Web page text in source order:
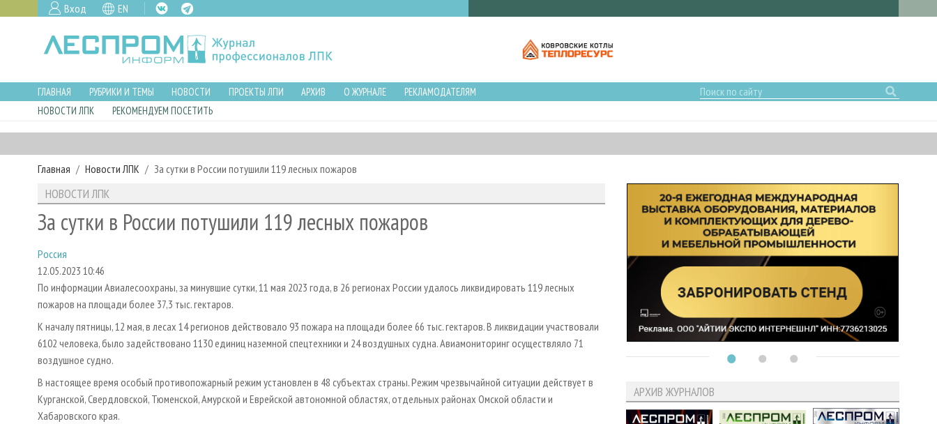
Вход EN
ГЛАВНАЯ РУБРИКИ И ТЕМЫ НОВОСТИ ПРОЕКТЫ ЛПИ АРХИВ О ЖУРНАЛЕ
РЕКЛАМОДАТЕЛЯМ
НОВОСТИ ЛПК
РЕКОМЕНДУЕМ ПОСЕТИТЬ
Главная Новости ЛПК За сутки в России потушили 119 лесных пожаров
НОВОСТИ ЛПК
За сутки в России потушили 119 лесных пожаров
Россия
12.05.2023 10:46
По информации Авиалесоохраны, за минувшие сутки, 11 мая 2023 года, в 26 регионах России удалось ликвидировать 119 лесных
пожаров на площади более 37,3 тыс. гектаров.
К началу пятницы, 12 мая, в лесах 14 регионов действовало 93 пожара на площади более 66 тыс. гектаров. В ликвидации участвовали
6102 человека, было задействовано 1130 единиц наземной спецтехники и 24 воздушных судна. Авиамониторинг осуществляло 71
воздушное судно.
В настоящее время особый противопожарный режим установлен в 48 субъектах страны. Режим чрезвычайной ситуации действует в
Курганской, Свердловской, Тюменской, Амурской и Еврейской автономной областях, отдельных районах Омской области и
Хабаровского края.
АРХИВ ЖУРНАЛОВ